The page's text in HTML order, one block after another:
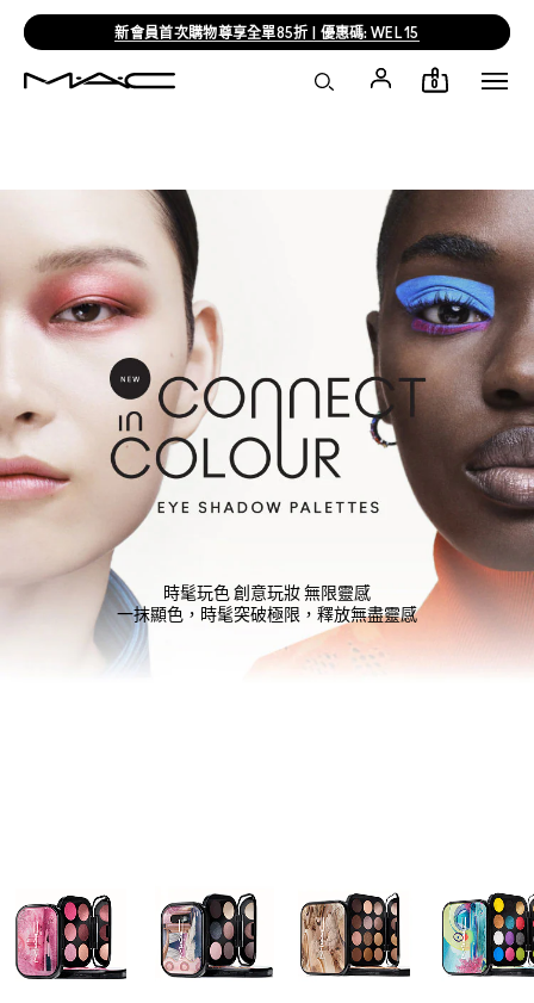
新會員首次購物尊享全單85折 | 優惠碼: WEL15
0
時髦玩色 創意玩妝 無限靈感
一抹顯色，時髦突破極限，釋放無盡靈感